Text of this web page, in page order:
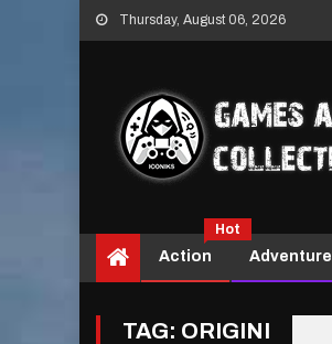
Skip
to
Thursday, August 06, 2026
Action
Hot
Adventure
TAG: ORIGINI